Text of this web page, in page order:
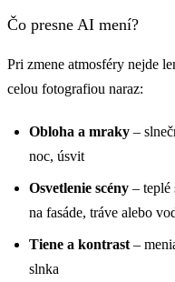
Pred
Čo presne AI mení?
Pri zmene atmosféry nejde
celou fotografiou naraz:
Obloha a mraky –
noc, úsvit
Osvetlenie scény – teplé
na fasáde, tráve alebo
Tiene a kontrast –
slnka